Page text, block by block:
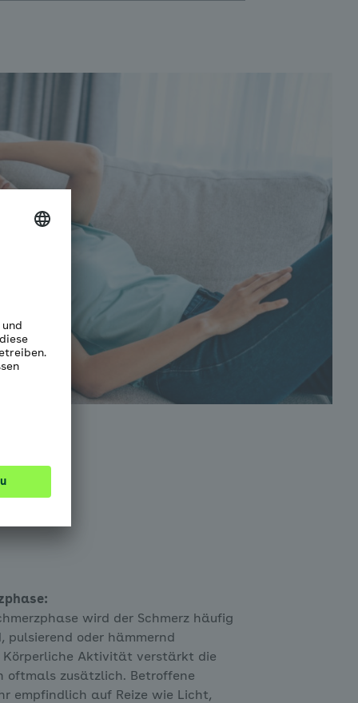
wird der Schmerz häufig
pulsierend oder hämmernd
Körperliche Aktivität verstärkt die
oftmals zusätzlich. Betroffene
empfindlich auf Reize wie Licht,